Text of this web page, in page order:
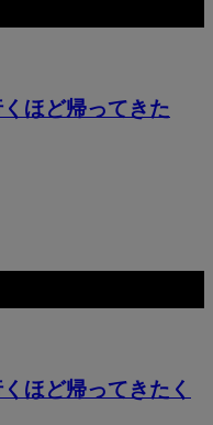
ほど帰ってきた
ほど帰ってきたく